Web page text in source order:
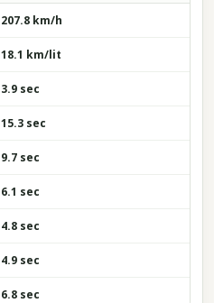
207.8 km/h
18.1 km/lit
3.9 sec
15.3 sec
9.7 sec
6.1 sec
4.8 sec
4.9 sec
6.8 sec